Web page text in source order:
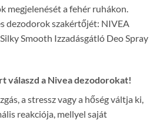
megjelenését a fehér ruhákon.
dezodorok szakértőjét: NIVEA
Smooth Izzadásgátló Deo Spray
válaszd a Nivea dezodorokat!
a stressz vagy a hőség váltja ki,
reakciója, mellyel saját